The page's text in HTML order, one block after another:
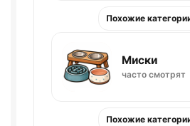
Похожие
Миски
часто смотрят
Похожие